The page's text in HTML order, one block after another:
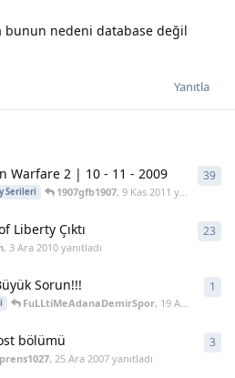
bunun nedeni database değil
Yanıtla
Warfare 2 | 10 - 11 - 2009
Serileri 1907gfb1907, 9 Kas 2011 yanıtladı
39
Liberty Çıktı
,3 Ara 2010 yanıtladı
23
Sorun!!!
FuLLtiMeAdanaDemirSpor, 19 Ağu 2008
1
bölümü
prens1027, 25 Ara 2007yanıtladı
3